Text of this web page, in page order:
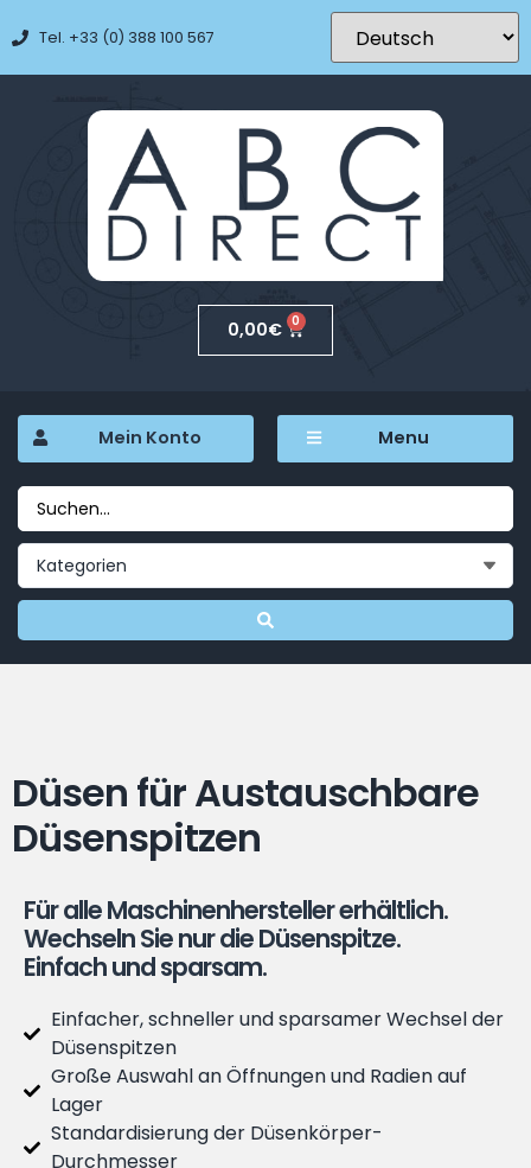
Tel. +33 (0) 388 100 567
0,00€ 0
Mein Konto Menu
Düsen für Austauschbare
Düsenspitzen
Für alle Maschinenhersteller erhältlich.
Wechseln Sie nur die Düsenspitze.
Einfach und sparsam.
Einfacher, schneller und sparsamer Wechsel der
Düsenspitzen
Große Auswahl an Öffnungen und Radien auf
Lager
Standardisierung der Düsenkörper-
Durchmesser